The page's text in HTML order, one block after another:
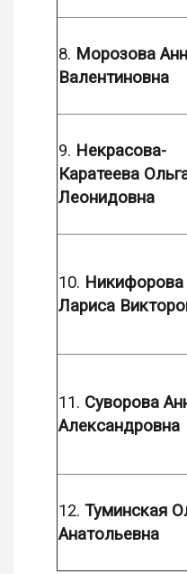
8. Морозова
Валентиновна
9. Некрасова-
Каратеева
Леонидовна
10. Никифорова
Лариса
11. Суворова
Александровна
12. Туминская
Анатольевна